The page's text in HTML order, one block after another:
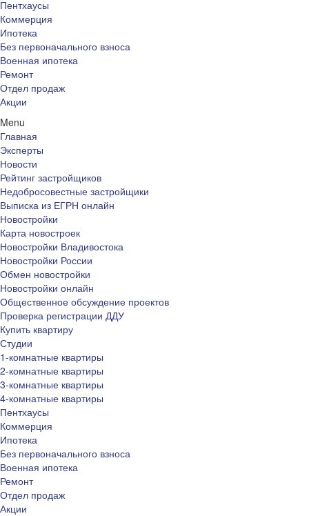
Пентхаусы
Коммерция
Ипотека
Без первоначального взноса
Военная ипотека
Ремонт
Отдел продаж
Акции
Menu
Главная
Эксперты
Новости
Рейтинг застройщиков
Недобросовестные застройщики
Выписка из ЕГРН онлайн
Новостройки
Карта новостроек
Новостройки Владивостока
Новостройки России
Обмен новостройки
Новостройки онлайн
Общественное обсуждение проектов
Проверка регистрации ДДУ
Купить квартиру
Студии
1-комнатные квартиры
2-комнатные квартиры
3-комнатные квартиры
4-комнатные квартиры
Пентхаусы
Коммерция
Ипотека
Без первоначального взноса
Военная ипотека
Ремонт
Отдел продаж
Акции